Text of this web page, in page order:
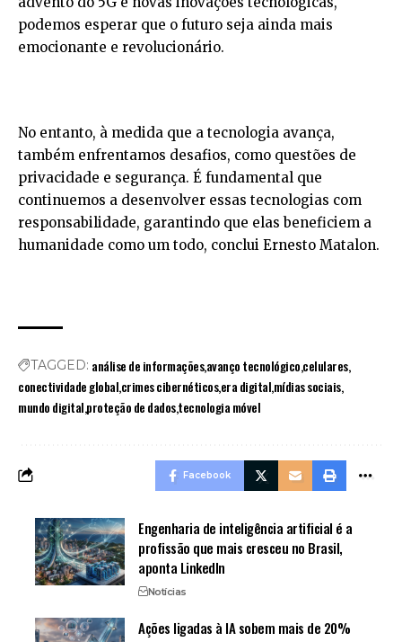
podemos esperar que o futuro seja ainda mais
emocionante e revolucionário.
No entanto, à medida que a tecnologia avança,
também enfrentamos desafios, como questões de
privacidade e segurança. É fundamental que
continuemos a desenvolver essas tecnologias com
responsabilidade, garantindo que elas beneficiem a
humanidade como um todo, conclui Ernesto Matalon.
TAGGED: análise de informaçõesavanço tecnológicocelulares
conectividade globalcrimes cibernéticosera digitalmídias sociais
mundo digitalproteção de dadostecnologia móvel
Facebook
Engenharia de inteligência artificial é a
profissão que mais cresceu no Brasil,
aponta LinkedIn
Notícias
Ações ligadas à IA sobem mais de 20%